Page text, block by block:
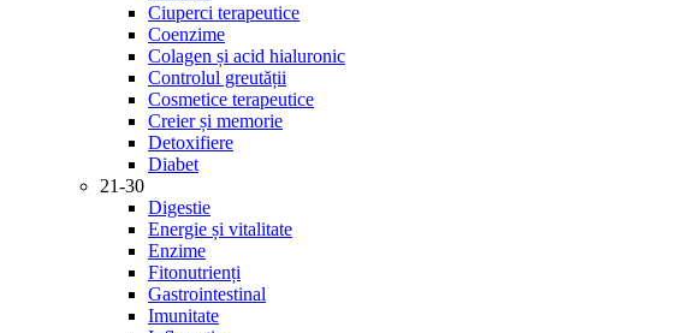
Ciuperci terapeutice
Coenzime
Colagen și acid hialuronic
Controlul greutății
Cosmetice terapeutice
Creier și memorie
Detoxifiere
Diabet
21-30
Digestie
Energie și vitalitate
Enzime
Fitonutrienți
Gastrointestinal
Imunitate